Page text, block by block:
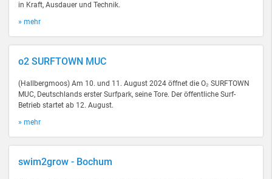
in Kraft, Ausdauer und Technik.
» mehr
o2 SURFTOWN MUC
(Hallbergmoos) Am 10. und 11. August 2024 öffnet die O₂ SURFTOWN
MUC, Deutschlands erster Surfpark, seine Tore. Der öffentliche Surf-
Betrieb startet ab 12. August.
» mehr
swim2grow - Bochum